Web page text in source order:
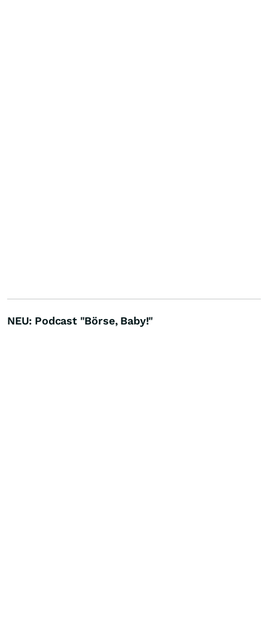
NEU: Podcast "Börse, Baby!"